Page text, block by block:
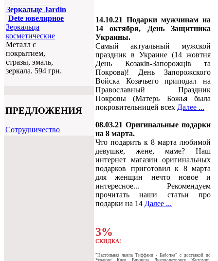
Зеркальце Jardin
Dete ювелирное
Зеркальца
косметические
Металл с
покрытием,
стразы, эмаль,
зеркала. 594 грн.
ПРЕДЛОЖЕНИЯ
Cотрудничество
14.10.21 Подарки мужчинам на
14 октября, День Защитника
Украины.
Самый актуальный мужской
праздник в Украине (14 жовтня
День Козаків-Запорожців та
Покрова)! День Запорожского
Войска Козачьего приподал на
Православный Праздник
Покровы (Матерь Божья была
покровительницей всех Далее ...
08.03.21 Оригинальные подарки
на 8 марта.
Что подарить к 8 марта любимой
девушке, жене, маме? Наш
интернет магазин оригинальных
подарков приготовил к 8 марта
для женщин нечто новое и
интересное... Рекомендуем
прочитать наши статьи про
подарки на 14 Далее ...
3%
СКИДКА!
"Настольная лампа Тиффани - Бабочка" c доставкой по
Украине: Киев, Винница, Днепропетровск, Житомир,